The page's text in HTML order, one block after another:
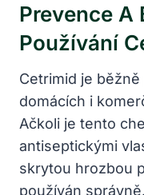
Prevence A
Používání
Cetrimid je
domácích i
Ačkoli je tento
antiseptickými
skrytou hrozbou
používán